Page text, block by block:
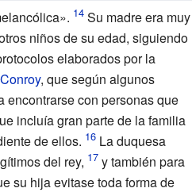
Su madre era muy
niños de su edad, siguiendo
elaborados por la
, que según algunos
encontrarse con personas que
incluía gran parte de la familia
de ellos.
La duquesa
del rey,
y también para
su hija evitase toda forma de